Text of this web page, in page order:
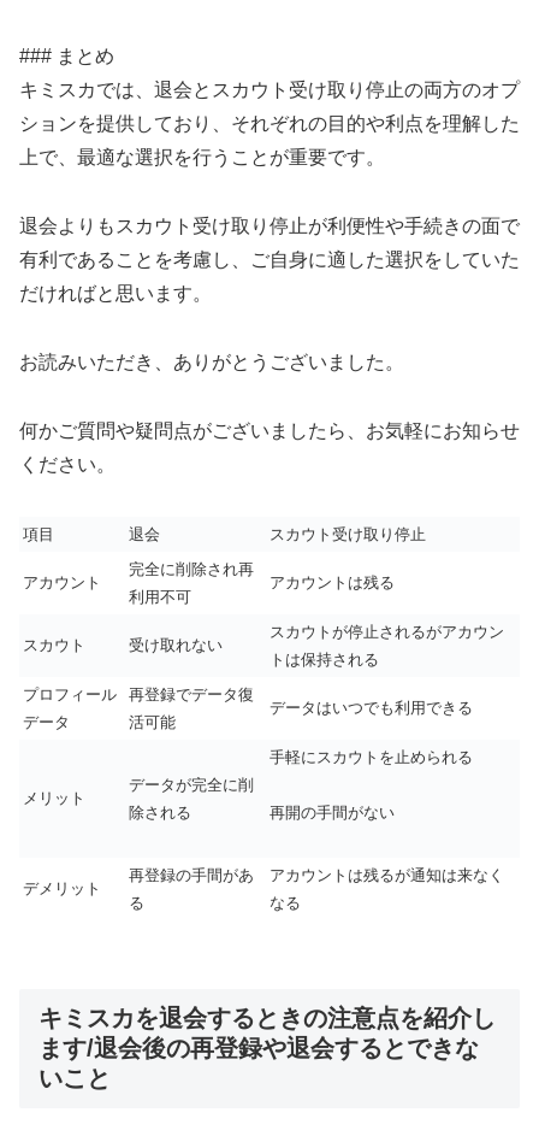
### まとめ
キミスカでは、退会とスカウト受け取り停止の両方のオプ
ションを提供しており、それぞれの目的や利点を理解した
上で、最適な選択を行うことが重要です。
退会よりもスカウト受け取り停止が利便性や手続きの面で
有利であることを考慮し、ご自身に適した選択をしていた
だければと思います。
お読みいただき、ありがとうございました。
何かご質問や疑問点がございましたら、お気軽にお知らせ
ください。
項目 退会 スカウト受け取り停止
アカウント
完全に削除され再
利用不可
アカウントは残る
スカウト 受け取れない
スカウトが停止されるがアカウン
トは保持される
プロフィール
データ
再登録でデータ復
活可能
データはいつでも利用できる
メリット
データが完全に削
除される
手軽にスカウトを止められる
再開の手間がない
デメリット
再登録の手間があ
る
アカウントは残るが通知は来なく
なる
キミスカを退会するときの注意点を紹介し
ます/退会後の再登録や退会するとできな
いこと